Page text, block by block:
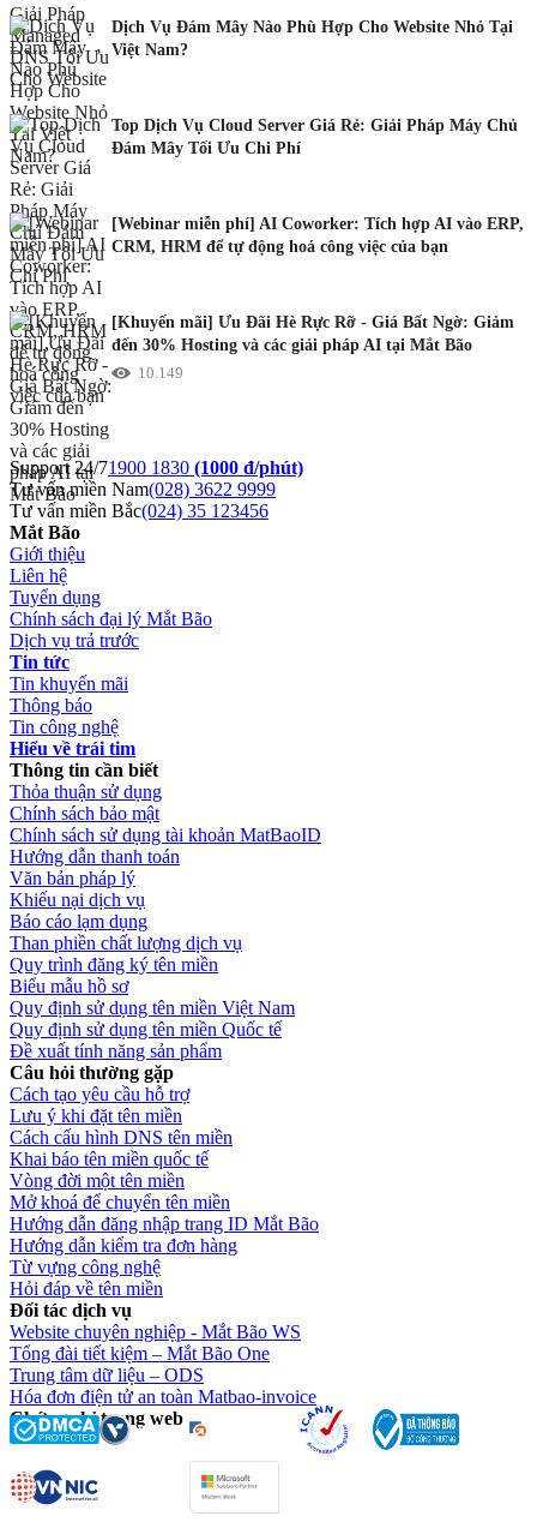
Dịch Vụ Đám Mây Nào Phù Hợp Cho Website Nhỏ Tại
Việt Nam?
Top Dịch Vụ Cloud Server Giá Rẻ: Giải Pháp Máy Chủ
Đám Mây Tối Ưu Chi Phí
[Webinar miễn phí] AI Coworker: Tích hợp AI vào ERP,
CRM, HRM để tự động hoá công việc của bạn
[Khuyến mãi] Ưu Đãi Hè Rực Rỡ - Giá Bất Ngờ: Giảm
đến 30% Hosting và các giải pháp AI tại Mắt Bão
10.149
Support 24/71900 1830 (1000 đ/phút)
Tư vấn miền Nam(028) 3622 9999
Tư vấn miền Bắc(024) 35 123456
Mắt Bão
Giới thiệu
Liên hệ
Tuyển dụng
Chính sách đại lý Mắt Bão
Dịch vụ trả trước
Tin tức
Tin khuyến mãi
Thông báo
Tin công nghệ
Hiểu về trái tim
Thông tin cần biết
Thỏa thuận sử dụng
Chính sách bảo mật
Chính sách sử dụng tài khoản MatBaoID
Hướng dẫn thanh toán
Văn bản pháp lý
Khiếu nại dịch vụ
Báo cáo lạm dụng
Than phiền chất lượng dịch vụ
Quy trình đăng ký tên miền
Biểu mẫu hồ sơ
Quy định sử dụng tên miền Việt Nam
Quy định sử dụng tên miền Quốc tế
Đề xuất tính năng sản phẩm
Câu hỏi thường gặp
Cách tạo yêu cầu hỗ trợ
Lưu ý khi đặt tên miền
Cách cấu hình DNS tên miền
Khai báo tên miền quốc tế
Vòng đời một tên miền
Mở khoá để chuyển tên miền
Hướng dẫn đăng nhập trang ID Mắt Bão
Hướng dẫn kiểm tra đơn hàng
Từ vựng công nghệ
Hỏi đáp về tên miền
Đối tác dịch vụ
Website chuyên nghiệp - Mắt Bão WS
Tổng đài tiết kiệm – Mắt Bão One
Trung tâm dữ liệu – ODS
Hóa đơn điện tử an toàn Matbao-invoice
Chứng chỉ trang web